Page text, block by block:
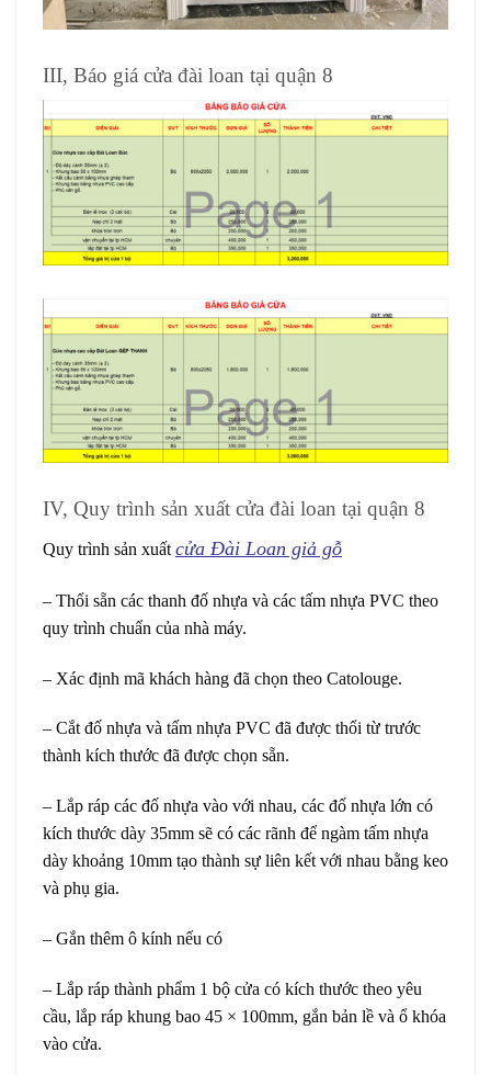
III, Báo giá cửa đài loan tại quận 8
IV, Quy trình sản xuất cửa đài loan tại quận 8
Quy trình sản xuất cửa Đài Loan giả gỗ
– Thổi sẵn các thanh đố nhựa và các tấm nhựa PVC theo
quy trình chuẩn của nhà máy.
– Xác định mã khách hàng đã chọn theo Catolouge.
– Cắt đố nhựa và tấm nhựa PVC đã được thổi từ trước
thành kích thước đã được chọn sẵn.
– Lắp ráp các đố nhựa vào với nhau, các đố nhựa lớn có
kích thước dày 35mm sẽ có các rãnh để ngàm tấm nhựa
dày khoảng 10mm tạo thành sự liên kết với nhau bằng keo
và phụ gia.
– Gắn thêm ô kính nếu có
– Lắp ráp thành phẩm 1 bộ cửa có kích thước theo yêu
cầu, lắp ráp khung bao 45 × 100mm, gắn bản lề và ổ khóa
vào cửa.